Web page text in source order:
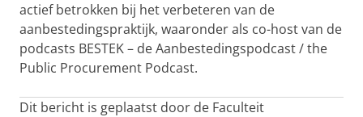
actief betrokken bij het verbeteren van de
aanbestedingspraktijk, waaronder als co-host van de
podcasts BESTEK – de Aanbestedingspodcast / the
Public Procurement Podcast.
Dit bericht is geplaatst door de Faculteit